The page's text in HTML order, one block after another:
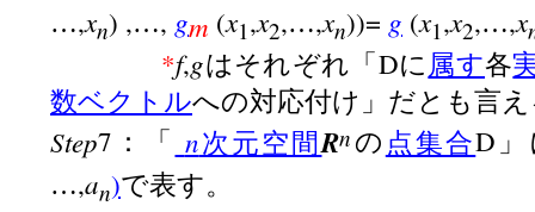
…,xn) ,…, gm (x1 ,x2,…,xn))= g (x1 ,x2,…,x
*f,gはそれぞれ「 Dに 属す各
数ベクトルへの対応付け」だとも言
Step7 ：「 n次元空間Rnの 点集合D
…,an)で表す。